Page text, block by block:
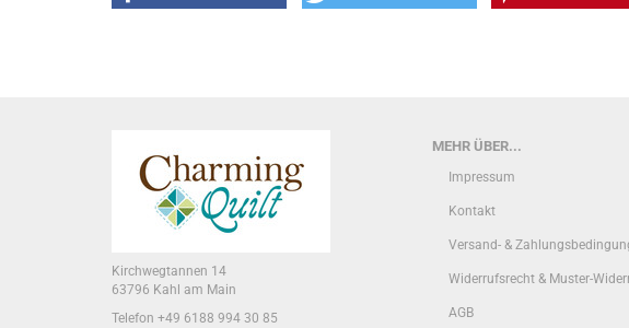
MEHR ÜBER...
Impressum
Kontakt
Versand- &
Widerrufsrecht & Muster-
AGB
Kirchwegtannen 14
63796 Kahl am Main
Telefon +49 6188 994 30 85